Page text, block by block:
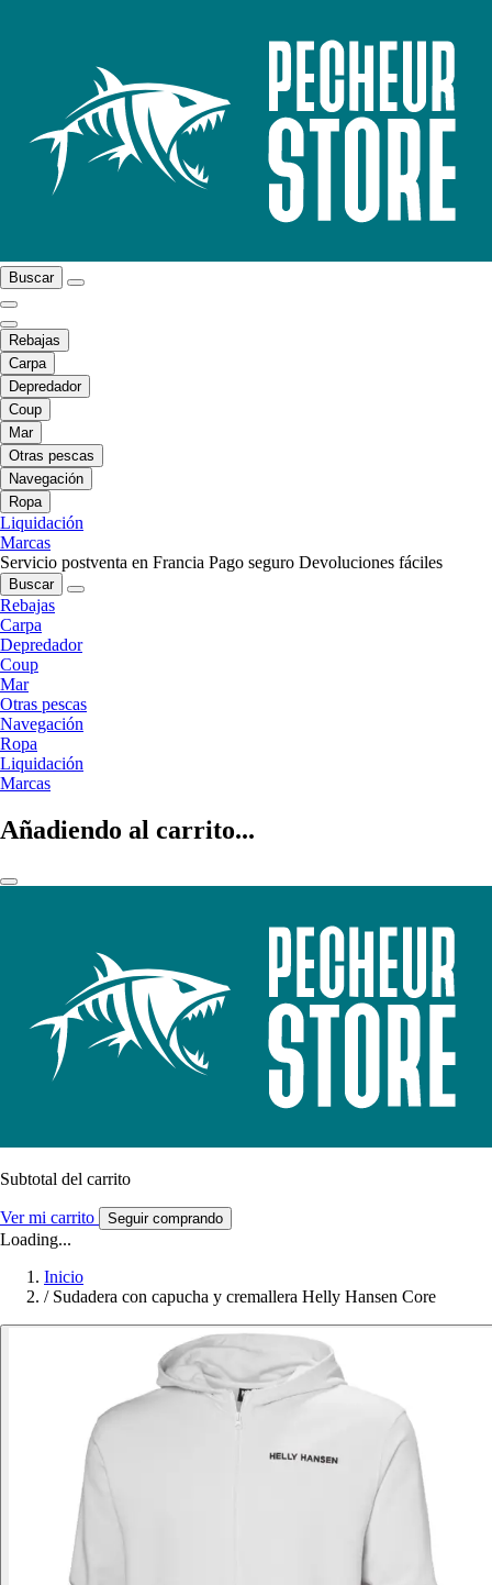
Buscar
Rebajas
Carpa
Depredador
Coup
Mar
Otras pescas
Navegación
Ropa
Liquidación
Marcas
Servicio postventa en Francia Pago seguro Devoluciones fáciles
Buscar
Rebajas
Carpa
Depredador
Coup
Mar
Otras pescas
Navegación
Ropa
Liquidación
Marcas
Añadiendo al carrito...
Subtotal del carrito
Ver mi carrito Seguir comprando
Loading...
Inicio
/ Sudadera con capucha y cremallera Helly Hansen Core